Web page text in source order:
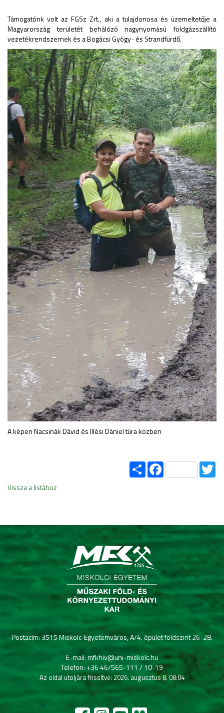
Támogatónk volt az FGSz Zrt., aki a tulajdonosa és üzemeltetője a
Magyarország területét behálózó nagynyomású földgázszállító
vezetékrendszernek és a Bogácsi Gyógy- és Strandfürdő.
A képen Nacsinák Dávid és Illési Dániel túra közben
ShareFacebook
Vissza a listához
Postacím: 3515 Miskolc-Egyetemváros, A/4. épület földszint 26-28.
E-mail: mfkhiv@uni-miskolc.hu
Telefon: +36 46/565-111 / 10-19
Az oldal utoljára frissítve: 2026. augusztus 8. 08:04